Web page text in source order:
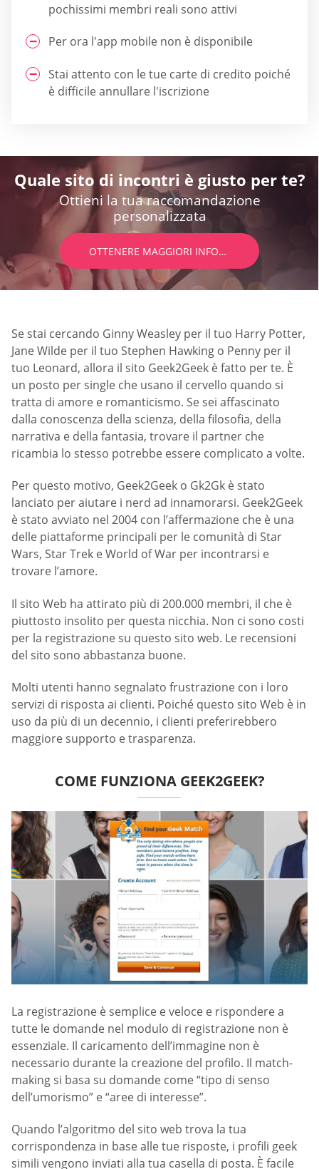
pochissimi membri reali sono attivi
Per ora l'app mobile non è disponibile
Stai attento con le tue carte di credito poiché
è difficile annullare l'iscrizione
Quale sito di incontri è giusto per te?
Ottieni la tua raccomandazione
personalizzata
OTTENERE MAGGIORI INFORMAZIONI
Se stai cercando Ginny Weasley per il tuo Harry Potter,
Jane Wilde per il tuo Stephen Hawking o Penny per il
tuo Leonard, allora il sito Geek2Geek è fatto per te. È
un posto per single che usano il cervello quando si
tratta di amore e romanticismo. Se sei affascinato
dalla conoscenza della scienza, della filosofia, della
narrativa e della fantasia, trovare il partner che
ricambia lo stesso potrebbe essere complicato a volte.
Per questo motivo, Geek2Geek o Gk2Gk è stato
lanciato per aiutare i nerd ad innamorarsi. Geek2Geek
è stato avviato nel 2004 con l’affermazione che è una
delle piattaforme principali per le comunità di Star
Wars, Star Trek e World of War per incontrarsi e
trovare l’amore.
Il sito Web ha attirato più di 200.000 membri, il che è
piuttosto insolito per questa nicchia. Non ci sono costi
per la registrazione su questo sito web. Le recensioni
del sito sono abbastanza buone.
Molti utenti hanno segnalato frustrazione con i loro
servizi di risposta ai clienti. Poiché questo sito Web è in
uso da più di un decennio, i clienti preferirebbero
maggiore supporto e trasparenza.
COME FUNZIONA GEEK2GEEK?
La registrazione è semplice e veloce e rispondere a
tutte le domande nel modulo di registrazione non è
essenziale. Il caricamento dell’immagine non è
necessario durante la creazione del profilo. Il match-
making si basa su domande come “tipo di senso
dell’umorismo” e “aree di interesse”.
Quando l’algoritmo del sito web trova la tua
corrispondenza in base alle tue risposte, i profili geek
simili vengono inviati alla tua casella di posta. È facile